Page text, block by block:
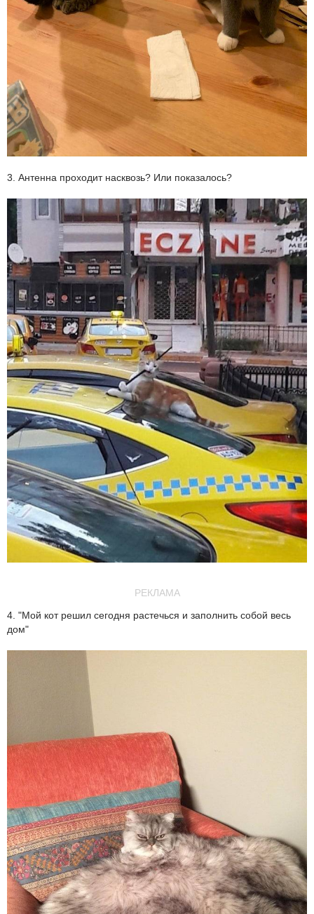
3. Антенна проходит насквозь? Или показалось?
РЕКЛАМА
4. "Мой кот решил сегодня растечься и заполнить собой весь
дом"